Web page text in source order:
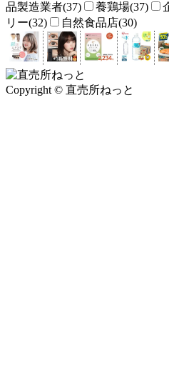
品製造業者(37)
養鶏場(37)
リー(32)
自然食品店(30)
Copyright © 直売所ねっと